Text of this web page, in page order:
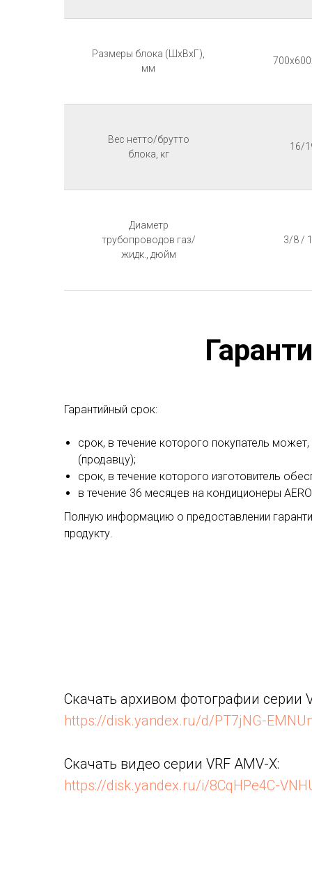
Размеры блока (ШхВхГ),
мм
Вес нетто/брутто
блока, кг
16/
Диаметр
трубопроводов газ/
жидк., дюйм
3/8 /
Гарантийный срок:
срок, в течение которого покупатель
(продавцу);
срок, в течение которого изготовитель
в течение 36 месяцев на кондиционеры
Полную информацию о предоставлении
продукту.
Скачать архивом фотографии серии
https://disk.yandex.ru/d/PT7jNG-
Скачать видео серии VRF AMV-X:
https://disk.yandex.ru/i/8CqHPe4C-